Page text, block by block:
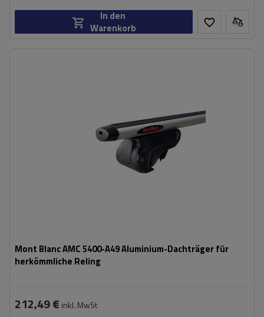
In den
Warenkorb
Mont Blanc AMC 5400-A49 Aluminium-Dachträger für
herkömmliche Reling
212,49 € inkl. MwSt